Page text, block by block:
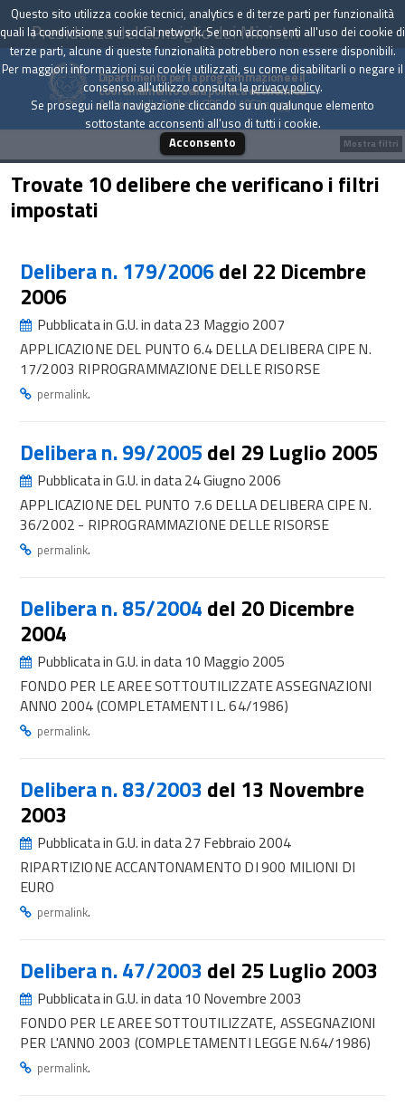
Presidenza del Consiglio dei Ministri
Dipartimento per la programmazione e il
coordinamento della politica economica
Archivio delle Delibere CIPE dal 1967 a oggi
Trovate 10 delibere che verificano i filtri
impostati
Delibera n. 179/2006del 22 Dicembre
2006
Pubblicata in G.U. in data 23 Maggio 2007
APPLICAZIONE DEL PUNTO 6.4 DELLA DELIBERA CIPE N.
17/2003 RIPROGRAMMAZIONE DELLE RISORSE
permalink.
Delibera n. 99/2005 del 29 Luglio 2005
Pubblicata in G.U. in data 24 Giugno 2006
APPLICAZIONE DEL PUNTO 7.6 DELLA DELIBERA CIPE N.
36/2002 - RIPROGRAMMAZIONE DELLE RISORSE
permalink.
Delibera n. 85/2004 del 20 Dicembre
2004
Pubblicata in G.U. in data 10 Maggio 2005
FONDO PER LE AREE SOTTOUTILIZZATE ASSEGNAZIONI
ANNO 2004 (COMPLETAMENTI L. 64/1986)
permalink.
Delibera n. 83/2003 del 13 Novembre
2003
Pubblicata in G.U. in data 27 Febbraio 2004
RIPARTIZIONE ACCANTONAMENTO DI 900 MILIONI DI
EURO
permalink.
Delibera n. 47/2003 del 25 Luglio 2003
Pubblicata in G.U. in data 10 Novembre 2003
FONDO PER LE AREE SOTTOUTILIZZATE, ASSEGNAZIONI
PER L'ANNO 2003 (COMPLETAMENTI LEGGE N.64/1986)
permalink.
Mostra filtri
Questo sito utilizza cookie tecnici, analytics e di terze parti per funzionalità
quali la condivisione sui social network. Se non acconsenti all'uso dei cookie di
terze parti, alcune di queste funzionalità potrebbero non essere disponibili.
Per maggiori informazioni sui cookie utilizzati, su come disabilitarli o negare il
consenso all'utilizzo consulta laprivacy policy.
Se prosegui nella navigazione cliccando su un qualunque elemento
sottostante acconsenti all'uso di tutti i cookie.
Acconsento